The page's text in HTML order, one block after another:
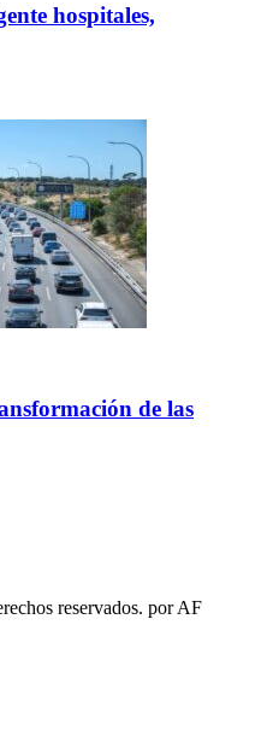
hospitales,
de las
reservados. por AF